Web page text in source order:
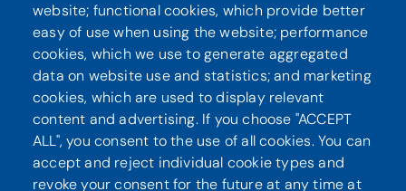
Seuraa meitä
website; functional cookies, which provide better
easy of use when using the website; performance
cookies, which we use to generate aggregated
data on website use and statistics; and marketing
cookies, which are used to display relevant
content and advertising. If you choose "ACCEPT
ALL", you consent to the use of all cookies. You can
accept and reject individual cookie types and
revoke your consent for the future at any time at